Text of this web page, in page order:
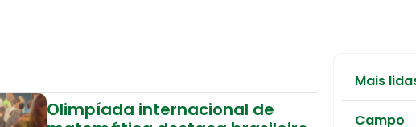
Olimpíada internacional de
Mais
Campo